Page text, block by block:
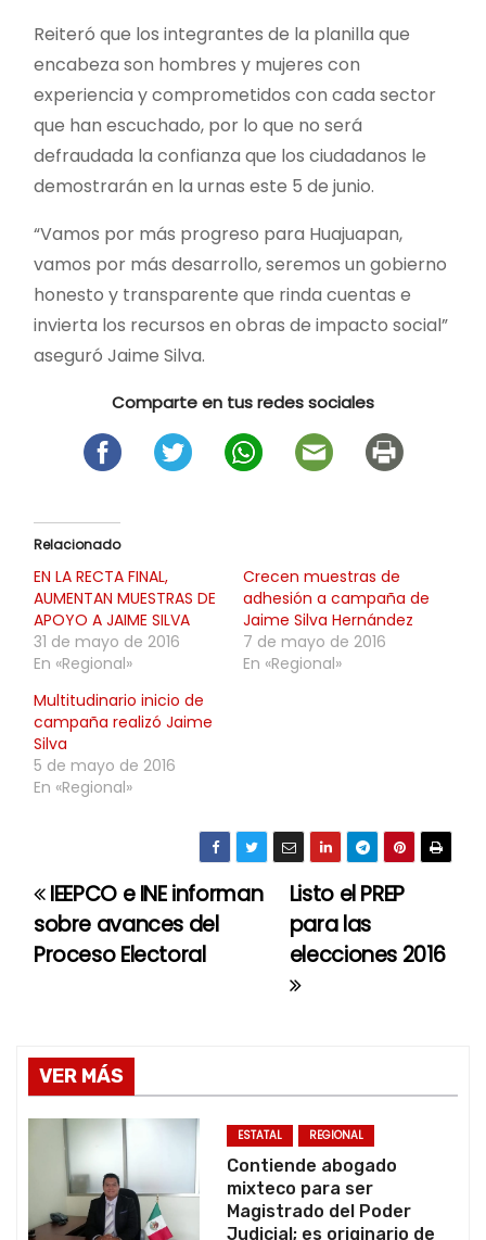
Reiteró que los integrantes de la planilla que
encabeza son hombres y mujeres con
experiencia y comprometidos con cada sector
que han escuchado, por lo que no será
defraudada la confianza que los ciudadanos le
demostrarán en la urnas este 5 de junio.
“Vamos por más progreso para Huajuapan,
vamos por más desarrollo, seremos un gobierno
honesto y transparente que rinda cuentas e
invierta los recursos en obras de impacto social”
aseguró Jaime Silva.
Comparte en tus redes sociales
Relacionado
EN LA RECTA FINAL,
AUMENTAN MUESTRAS DE
APOYO A JAIME SILVA
31 de mayo de 2016
En «Regional»
Crecen muestras de
adhesión a campaña de
Jaime Silva Hernández
7 de mayo de 2016
En «Regional»
Multitudinario inicio de
campaña realizó Jaime
Silva
5 de mayo de 2016
En «Regional»
N
a
g
a
i
Listo el PREP
para las
elecciones 2016
IEEPCO e INE informan
sobre avances del
Proceso Electoral
VER MÁS
ESTATAL REGIONAL
Contiende abogado
mixteco para ser
Magistrado del Poder
Judicial; es originario de